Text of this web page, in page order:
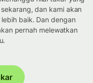
dan kami akan
baik. Dan dengan
pernah melewatkan